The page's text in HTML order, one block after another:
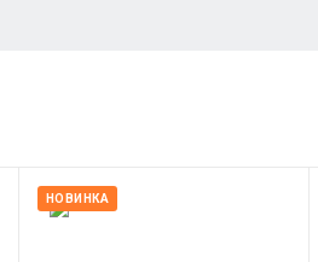
НОВИНКА